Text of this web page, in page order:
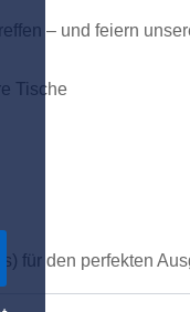
– und feiern
Tische
für den perfekten